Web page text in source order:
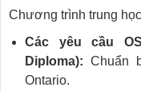
Chương trình trung
Các yêu cầu
Diploma): Chuẩn
Ontario.